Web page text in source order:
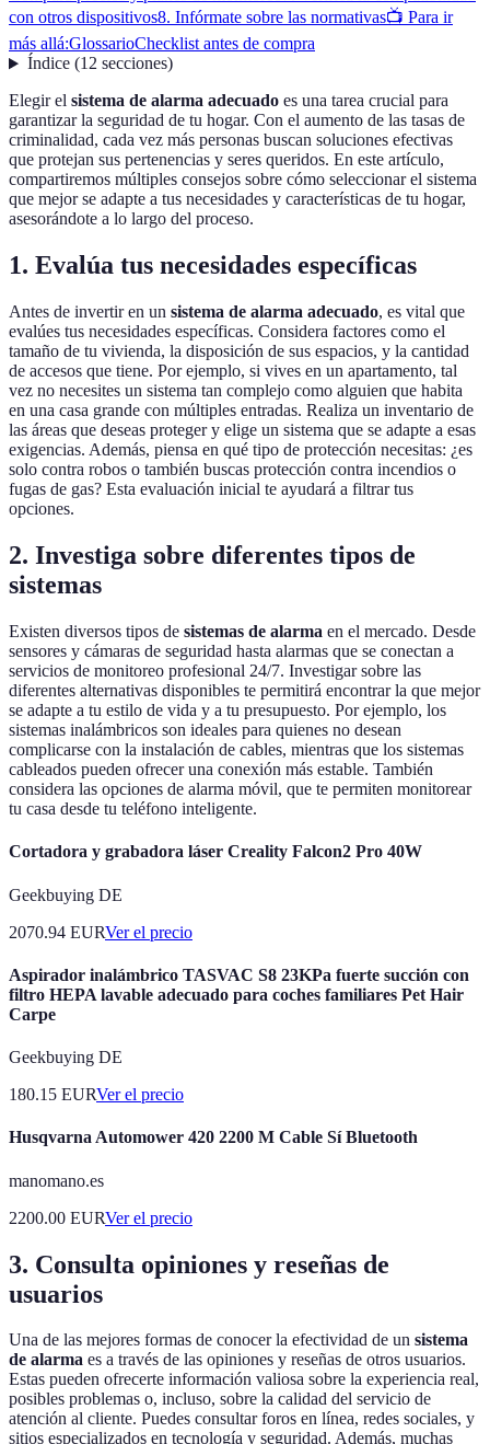
con otros dispositivos8. Infórmate sobre las normativas📺 Para ir
más allá:GlossarioChecklist antes de compra
Índice(12 secciones)
Elegir el sistema de alarma adecuado es una tarea crucial para
garantizar la seguridad de tu hogar. Con el aumento de las tasas de
criminalidad, cada vez más personas buscan soluciones efectivas
que protejan sus pertenencias y seres queridos. En este artículo,
compartiremos múltiples consejos sobre cómo seleccionar el sistema
que mejor se adapte a tus necesidades y características de tu hogar,
asesorándote a lo largo del proceso.
1. Evalúa tus necesidades específicas
Antes de invertir en un sistema de alarma adecuado, es vital que
evalúes tus necesidades específicas. Considera factores como el
tamaño de tu vivienda, la disposición de sus espacios, y la cantidad
de accesos que tiene. Por ejemplo, si vives en un apartamento, tal
vez no necesites un sistema tan complejo como alguien que habita
en una casa grande con múltiples entradas. Realiza un inventario de
las áreas que deseas proteger y elige un sistema que se adapte a esas
exigencias. Además, piensa en qué tipo de protección necesitas: ¿es
solo contra robos o también buscas protección contra incendios o
fugas de gas? Esta evaluación inicial te ayudará a filtrar tus
opciones.
2. Investiga sobre diferentes tipos de
sistemas
Existen diversos tipos de sistemas de alarma en el mercado. Desde
sensores y cámaras de seguridad hasta alarmas que se conectan a
servicios de monitoreo profesional 24/7. Investigar sobre las
diferentes alternativas disponibles te permitirá encontrar la que mejor
se adapte a tu estilo de vida y a tu presupuesto. Por ejemplo, los
sistemas inalámbricos son ideales para quienes no desean
complicarse con la instalación de cables, mientras que los sistemas
cableados pueden ofrecer una conexión más estable. También
considera las opciones de alarma móvil, que te permiten monitorear
tu casa desde tu teléfono inteligente.
Cortadora y grabadora láser Creality Falcon2 Pro 40W
Geekbuying DE
2070.94 EURVer el precio
Aspirador inalámbrico TASVAC S8 23KPa fuerte succión con
filtro HEPA lavable adecuado para coches familiares Pet Hair
Carpe
Geekbuying DE
180.15 EURVer el precio
Husqvarna Automower 420 2200 M Cable Sí Bluetooth
manomano.es
2200.00 EURVer el precio
3. Consulta opiniones y reseñas de
usuarios
Una de las mejores formas de conocer la efectividad de un sistema
de alarma es a través de las opiniones y reseñas de otros usuarios.
Estas pueden ofrecerte información valiosa sobre la experiencia real,
posibles problemas o, incluso, sobre la calidad del servicio de
atención al cliente. Puedes consultar foros en línea, redes sociales, y
sitios especializados en tecnología y seguridad. Además, muchas